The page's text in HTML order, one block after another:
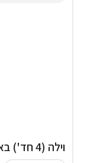
וילה (4 חד') באילת